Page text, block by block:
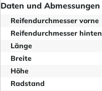
Daten und Abmessungen
Reifendurchmesser vorne
Reifendurchmesser hinten
Länge
Breite
Höhe
Radstand